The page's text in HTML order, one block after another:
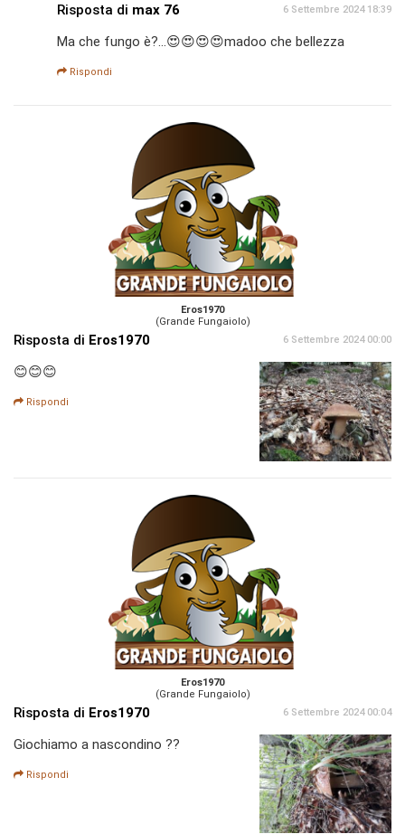
Risposta di max 76 6 Settembre 2024 18:39
Ma che fungo è?...😍😍😍😍madoo che bellezza
Rispondi
Eros1970
(Grande Fungaiolo)
Risposta di Eros1970 6 Settembre 2024 00:00
😊😊😊
Rispondi
Eros1970
(Grande Fungaiolo)
Risposta di Eros1970 6 Settembre 2024 00:04
Giochiamo a nascondino ??
Rispondi